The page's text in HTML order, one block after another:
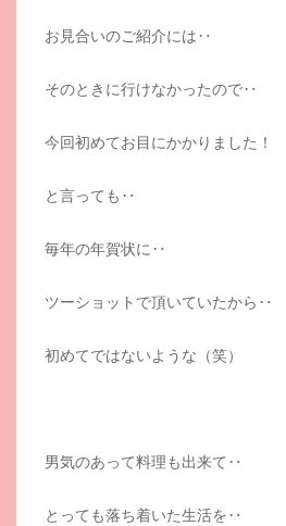
お見合いのご紹介には‥
そのときに行けなかったので‥
今回初めてお目にかかりました！
と言っても‥
毎年の年賀状に‥
ツーショットで頂いていたから‥
初めてではないような（笑）
男気のあって料理も出来て‥
とっても落ち着いた生活を‥